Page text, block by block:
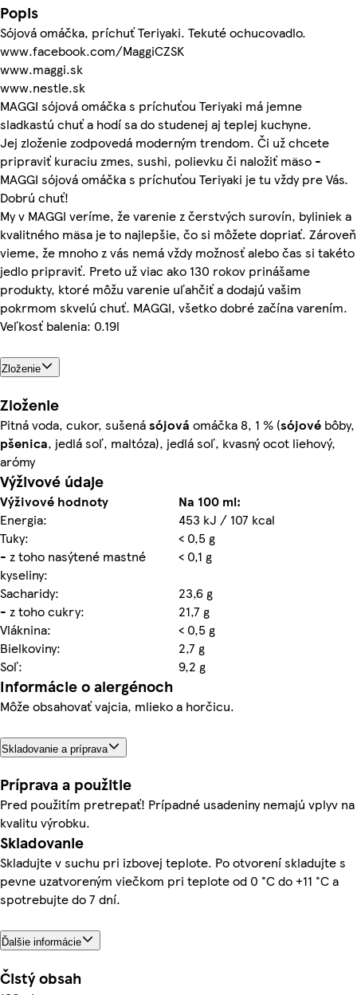
Popis
Sójová omáčka, príchuť Teriyaki. Tekuté ochucovadlo.
www.facebook.com/MaggiCZSK
www.maggi.sk
www.nestle.sk
MAGGI sójová omáčka s príchuťou Teriyaki má jemne
sladkastú chuť a hodí sa do studenej aj teplej kuchyne.
Jej zloženie zodpovedá moderným trendom. Či už chcete
pripraviť kuraciu zmes, sushi, polievku či naložiť mäso -
MAGGI sójová omáčka s príchuťou Teriyaki je tu vždy pre Vás.
Dobrú chuť!
My v MAGGI veríme, že varenie z čerstvých surovín, byliniek a
kvalitného mäsa je to najlepšie, čo si môžete dopriať. Zároveň
vieme, že mnoho z vás nemá vždy možnosť alebo čas si takéto
jedlo pripraviť. Preto už viac ako 130 rokov prinášame
produkty, ktoré môžu varenie uľahčiť a dodajú vašim
pokrmom skvelú chuť. MAGGI, všetko dobré začína varením.
Veľkosť balenia: 0.19l
Zloženie
Zloženie
Pitná voda, cukor, sušenásójová omáčka 8, 1 % (sójové bôby,
pšenica, jedlá soľ, maltóza), jedlá soľ, kvasný ocot liehový,
arómy
Výživové údaje
Výživové hodnoty
Na 100 ml:
Energia:
453 kJ / 107 kcal
Tuky:
< 0,5 g
- z toho nasýtené mastné
kyseliny:
< 0,1 g
Sacharidy:
23,6 g
- z toho cukry:
21,7 g
Vláknina:
< 0,5 g
Bielkoviny:
2,7 g
Soľ:
9,2 g
Informácie o alergénoch
Môže obsahovať vajcia, mlieko a horčicu.
Skladovanie a príprava
Príprava a použitie
Pred použitím pretrepať! Prípadné usadeniny nemajú vplyv na
kvalitu výrobku.
Skladovanie
Skladujte v suchu pri izbovej teplote. Po otvorení skladujte s
pevne uzatvoreným viečkom pri teplote od 0 °C do +11 °C a
spotrebujte do 7 dní.
Ďalšie informácie
Čistý obsah